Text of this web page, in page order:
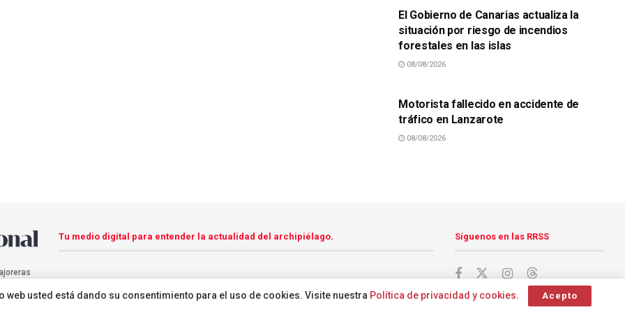
El Gobierno de Canarias actualiza la
situación por riesgo de incendios
forestales en las islas
08/08/2026
Motorista fallecido en accidente de
tráfico en Lanzarote
08/08/2026
Tu medio digital para entender la actualidad del archipiélago. Síguenos en las RRSS
usted está dando su consentimiento para el uso de cookies. Visite nuestra Política de privacidad y cookies. Acepto